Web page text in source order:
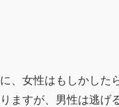
、女性はもしかした
ますが、男性は逃げ